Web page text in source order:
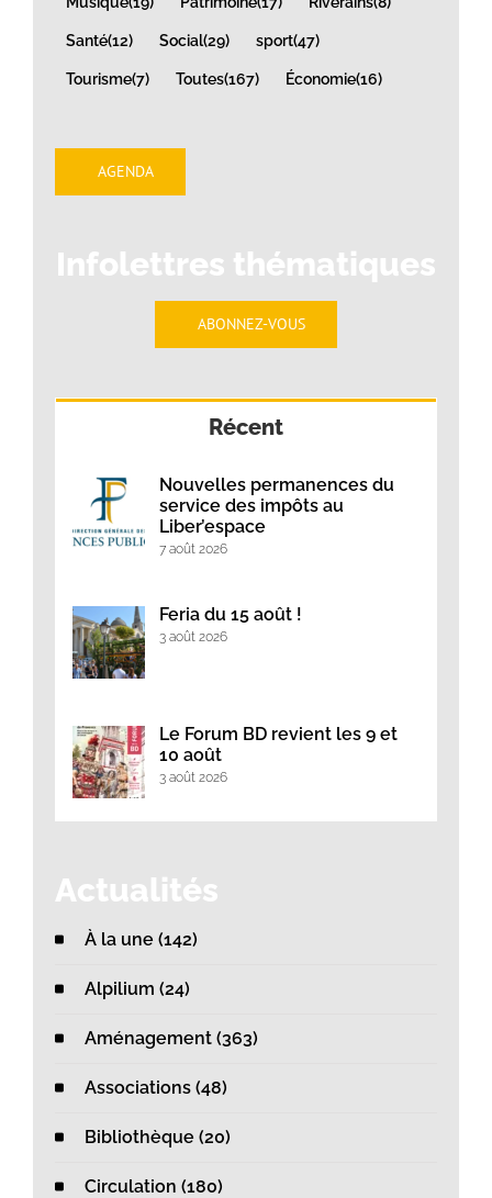
Santé(12) Social(29) sport(47)
Tourisme(7) Toutes(167) Économie(16)
AGENDA
Infolettres thématiques
ABONNEZ-VOUS
Récent
Nouvelles permanences du
service des impôts au
Liber’espace
7 août 2026
Feria du 15 août !
3 août 2026
Le Forum BD revient les 9 et
10 août
3 août 2026
Actualités
À la une (142)
Alpilium (24)
Aménagement (363)
Associations (48)
Bibliothèque (20)
Circulation (180)